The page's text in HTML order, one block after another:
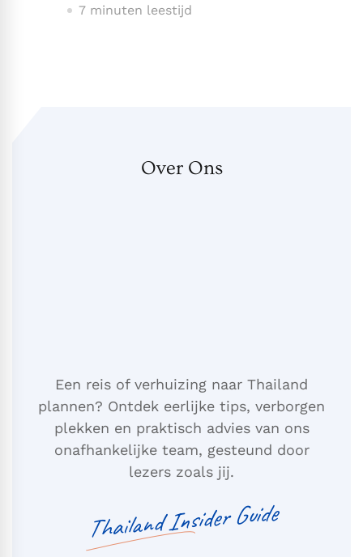
7 minuten leestijd
Over Ons
Een reis of verhuizing naar Thailand
plannen? Ontdek eerlijke tips, verborgen
plekken en praktisch advies van ons
onafhankelijke team, gesteund door
lezers zoals jij.
Thailand Insider Guide